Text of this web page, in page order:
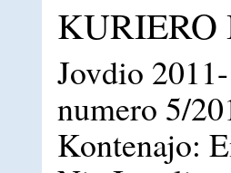
KURIERO
Jovdio
numero 5/
Kontenajo: